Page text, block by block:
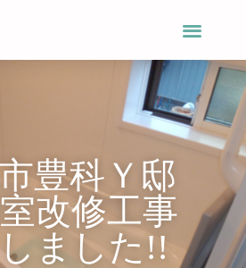
豊科Ｙ邸
改修工事
ました!!